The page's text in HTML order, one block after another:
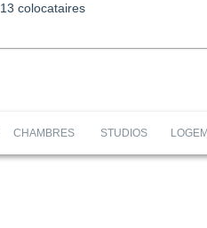
13 colocataires
CHAMBRES STUDIOS